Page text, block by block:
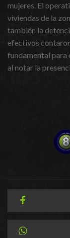
mujeres. El
viviendas de la
también la
efectivos
fundamental para
al notar la